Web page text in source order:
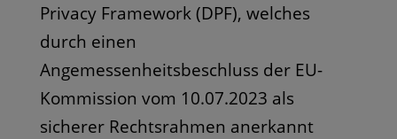
Privacy Framework (DPF), welches
durch einen
Angemessenheitsbeschluss der EU-
Kommission vom 10.07.2023 als
sicherer Rechtsrahmen anerkannt